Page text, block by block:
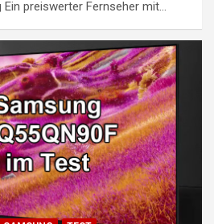
Ein preiswerter Fernseher mit…